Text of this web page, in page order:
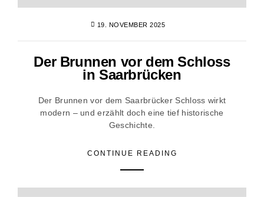
19. NOVEMBER 2025
Der Brunnen vor dem Schloss
in Saarbrücken
Der Brunnen vor dem Saarbrücker Schloss wirkt
modern – und erzählt doch eine tief historische
Geschichte.
CONTINUE READING